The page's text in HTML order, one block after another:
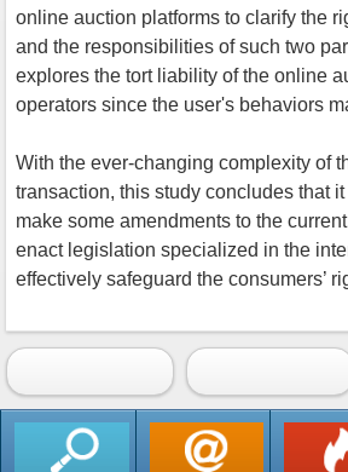
online auction platforms to clarify the
and the responsibilities of such two
explores the tort liability of the online
operators since the user's behaviors
With the ever-changing complexity of
transaction, this study concludes that
make some amendments to the
enact legislation specialized in the
effectively safeguard the consumers’